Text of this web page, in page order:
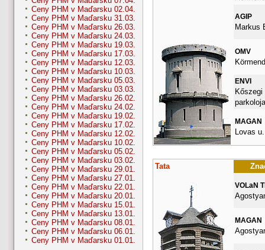
Ceny PHM v Maďarsku 02.04.
Ceny PHM v Maďarsku 31.03.
Ceny PHM v Maďarsku 26.03.
Ceny PHM v Maďarsku 24.03.
Ceny PHM v Maďarsku 19.03.
Ceny PHM v Maďarsku 17.03.
Ceny PHM v Maďarsku 12.03.
Ceny PHM v Maďarsku 10.03.
Ceny PHM v Maďarsku 05.03.
Ceny PHM v Maďarsku 03.03.
Ceny PHM v Maďarsku 26.02.
Ceny PHM v Maďarsku 24.02.
Ceny PHM v Maďarsku 19.02.
Ceny PHM v Maďarsku 17.02.
Ceny PHM v Maďarsku 12.02.
Ceny PHM v Maďarsku 10.02.
Ceny PHM v Maďarsku 05.02.
Ceny PHM v Maďarsku 03.02.
Ceny PHM v Maďarsku 29.01.
Ceny PHM v Maďarsku 27.01.
Ceny PHM v Maďarsku 22.01.
Ceny PHM v Maďarsku 20.01.
Ceny PHM v Maďarsku 15.01.
Ceny PHM v Maďarsku 13.01.
Ceny PHM v Maďarsku 08.01.
Ceny PHM v Maďarsku 06.01.
Ceny PHM v Maďarsku 01.01.
AGIP
Markus
OMV
ENVI
Kőszegi
MAGAN
Lovas
Tata
VOLaN
MAGAN